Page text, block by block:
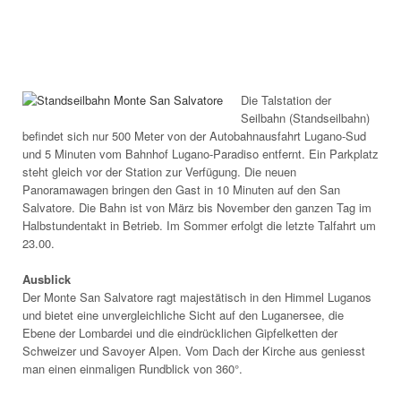
Die Talstation der
Seilbahn (Standseilbahn)
befindet sich nur 500 Meter von der Autobahnausfahrt Lugano-Sud
und 5 Minuten vom Bahnhof Lugano-Paradiso entfernt. Ein Parkplatz
steht gleich vor der Station zur Verfügung. Die neuen
Panoramawagen bringen den Gast in 10 Minuten auf den San
Salvatore. Die Bahn ist von März bis November den ganzen Tag im
Halbstundentakt in Betrieb. Im Sommer erfolgt die letzte Talfahrt um
23.00.
Ausblick
Der Monte San Salvatore ragt majestätisch in den Himmel Luganos
und bietet eine unvergleichliche Sicht auf den Luganersee, die
Ebene der Lombardei und die eindrücklichen Gipfelketten der
Schweizer und Savoyer Alpen. Vom Dach der Kirche aus geniesst
man einen einmaligen Rundblick von 360°.